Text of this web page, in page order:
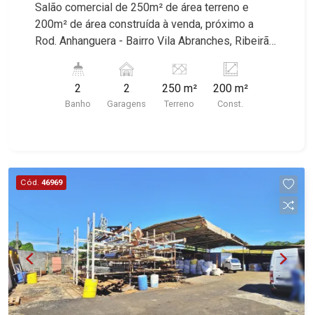
Salão comercial de 250m² de área terreno e
200m² de área construída à venda, próximo a
Rod. Anhanguera - Bairro Vila Abranches, Ribeirão
imóvel que a Martinelli Imobiliária selecionou
para você: - 250m² de área terreno e 200m² de
área construída - W.C. masculino | feminino -
fibra - 2 vagas Martinelli Imobiliária, referência no
mercado imobiliário desde 2000! Avenida João
2
Banho
2
Garagens
250 m²
Terreno
200 m²
Const.
Cód. 46969